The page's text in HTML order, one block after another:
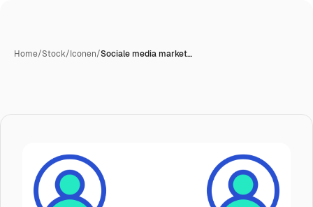
Home/Stock/Iconen/Sociale media market…